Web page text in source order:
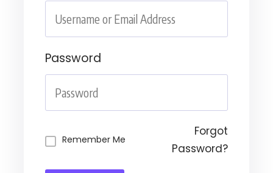
Password
Remember Me
Forgot
Password?